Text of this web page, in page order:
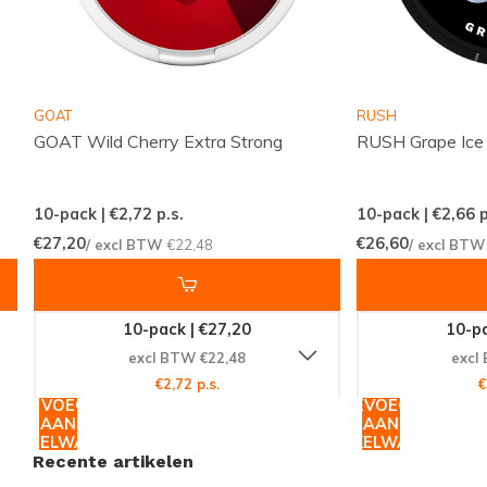
Snelle en betrouwbare internationale leveringen
Een scherp geprijsd assortiment met populaire
overzichtelijke webshop
Een klantenservice die altijd voor je klaarstaat
ICEBERG Energy Mini valt binnen de categorie
NICOTINEZAKJESen is een uitstekende keuze voor
wie extra sterk zoekt in een mini-uitvoering met een
frisse toets van rood fruit. Snussie.com richt zich op
een actuele voorraad, duidelijke communicatie en
hoge bereikbaarheid, zodat je altijd weet waar je aan
GOAT
GOAT Wild Cherry Extra Strong
10-pack | €2,72 p.s.
€27,20/ excl BTW €22,48
10-pack | €27,20
excl BTW €22,48
€2,72 p.s.
TOEVOEGEN
AAN
RUSH
RUSH Grape
10-pack | €2,66
€26,60/ excl
10-
excl
TOEVOEGEN
AAN
WINKELWAGEN
Recente artikelen